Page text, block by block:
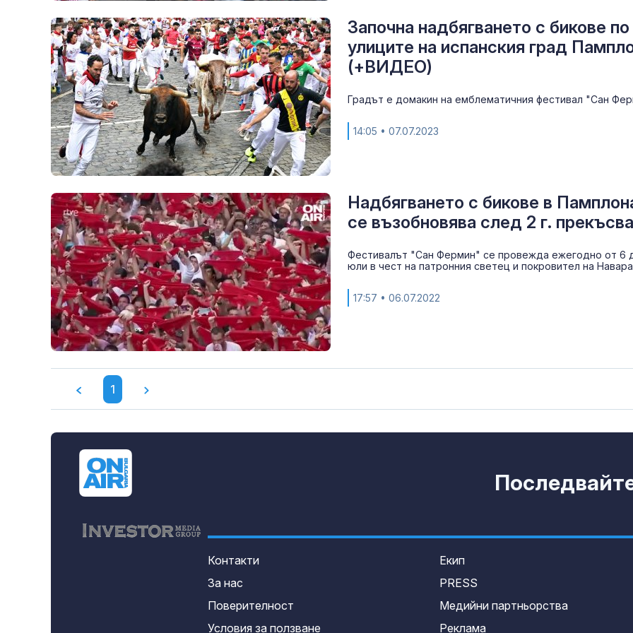
Започна надбягването с бикове по
улиците на испанския град
(+ВИДЕО)
Градът е домакин на емблематичния фестивал "Сан
14:05 • 07.07.2023
Надбягването с бикове в
се възобновява след 2 г.
Фестивалът "Сан Фермин" се провежда ежегодно от 6
юли в чест на патронния светец и покровител на Навара
17:57 • 06.07.2022
1
Контакти
За нас
Поверителност
Условия за ползване
Екип
PRESS
Медийни партньорства
Реклама